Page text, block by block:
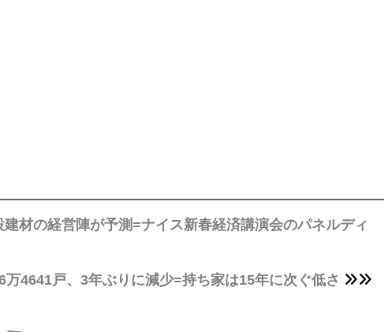
材の経営陣が予測=ナイス新春経済講演会のパネルディ
4641戸、3年ぶりに減少=持ち家は15年に次ぐ低さ